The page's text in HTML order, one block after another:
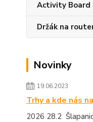
Activity Board
Držák na
Novinky
19.06.2023
Trhy a kde nás
2026 28.2